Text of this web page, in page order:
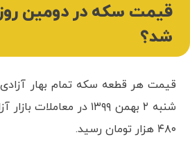
قیمت سکه در دومین
شد؟
قیمت هر قطعه سکه تمام بهار آزادی
۴۸۰ هزار تومان رسید.